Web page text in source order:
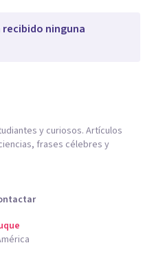
ninguna
y curiosos. Artículos
frases célebres y